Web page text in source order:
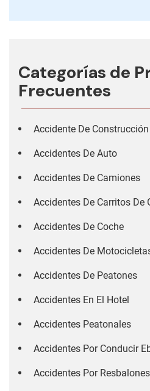
Categorías de
Frecuentes
Accidente De Construcción
Accidentes De Auto
Accidentes De Camiones
Accidentes De Carritos De
Accidentes De Coche
Accidentes De
Accidentes De Peatones
Accidentes En El Hotel
Accidentes Peatonales
Accidentes Por Conducir
Accidentes Por